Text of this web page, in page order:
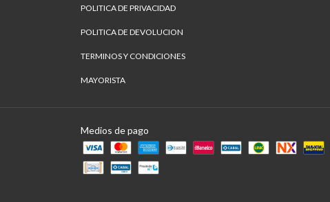
POLITICA DE PRIVACIDAD
POLITICA DE DEVOLUCION
TERMINOS Y CONDICIONES
MAYORISTA
Medios de pago